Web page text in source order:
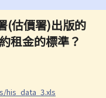
(估價署)出版的
租金的標準？
）有甚麼分別？
間）批出短期租約/特許權
囊旅館」）嗎？
約確定書」）。簽署這份